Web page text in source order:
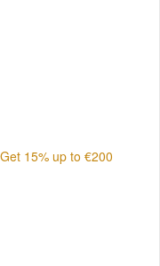
15% up to €200